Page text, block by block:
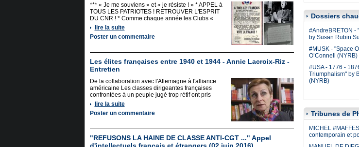
*** « Je me souviens » et « je résiste ! » * APPEL à
TOUS LES PATRIOTES ! RETROUVER L'ESPRIT
DU CNR ! * Comme chaque année les Clubs «
lire la suite
Poster un commentaire
Les élites françaises entre 1940 et 1944 - Annie Lacroix-Riz -
Entretien
De la collaboration avec l'Allemagne à l'alliance
américaine Les classes dirigeantes françaises
confrontées à un peuple jugé trop rétif ont pris
lire la suite
Poster un commentaire
"REFUSONS LA HAINE DE CLASSE ANTI-CGT ..." Appel
Dossiers
#AndreBRETON -
by Susan Rubin
#MUSK - "Space
O’Connell (NYRB)
#USA - 1776 -
Triumphalism" by
(NYRB)
Tribunes de
MICHEL
contemporain et